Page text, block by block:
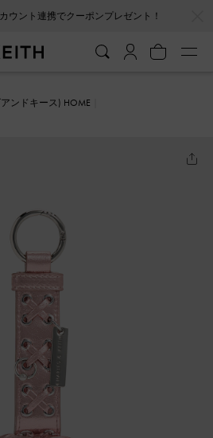
ウント連携でクーポンプレゼント！
アンドキース) HOME